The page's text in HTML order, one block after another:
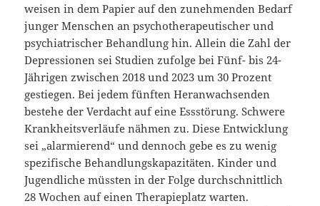
weisen in dem Papier auf den zunehmenden Bedarf
junger Menschen an psychotherapeutischer und
psychiatrischer Behandlung hin. Allein die Zahl der
Depressionen sei Studien zufolge bei Fünf- bis 24-
Jährigen zwischen 2018 und 2023 um 30 Prozent
gestiegen. Bei jedem fünften Heranwachsenden
bestehe der Verdacht auf eine Essstörung. Schwere
Krankheitsverläufe nähmen zu. Diese Entwicklung
sei „alarmierend“ und dennoch gebe es zu wenig
spezifische Behandlungskapazitäten. Kinder und
Jugendliche müssten in der Folge durchschnittlich
28 Wochen auf einen Therapieplatz warten.